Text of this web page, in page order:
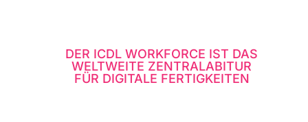
DER ICDL WORKFORCE IST DAS
WELTWEITE ZENTRALABITUR
FÜR DIGITALE FERTIGKEITEN